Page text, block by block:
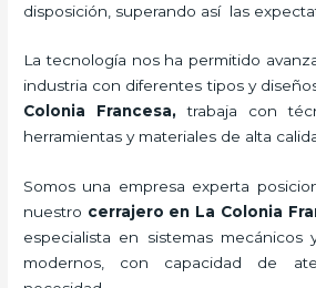
disposición, superando así las
La tecnología nos ha permitido
industria con diferentes tipos y
Colonia Francesa,trabaja con
herramientas y materiales de alta
Somos una empresa experta
nuestro cerrajero en La Colonia
especialista en sistemas mecánicos
modernos, con capacidad de